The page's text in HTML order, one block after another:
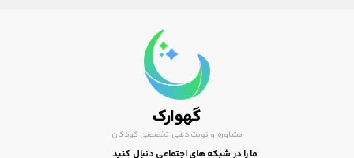
گهوارک
مشاوره و نوبت دهی تخصصی کودکان
ما را در شبکه های اجتماعی دنبال کنید